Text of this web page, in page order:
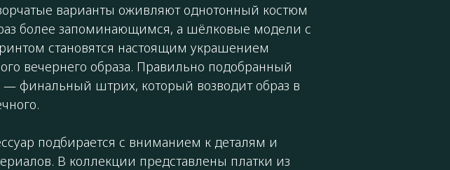
варианты оживляют однотонный костюм
более запоминающимся, а шёлковые модели с
становятся настоящим украшением
вечернего образа. Правильно подобранный
— финальный штрих, который возводит образ в
подбирается с вниманием к деталям и
В коллекции представлены платки из